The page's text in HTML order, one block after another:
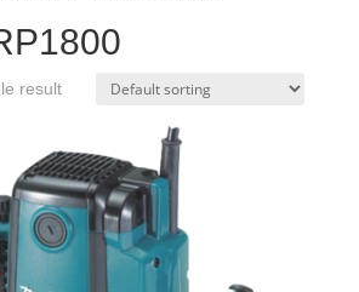
result